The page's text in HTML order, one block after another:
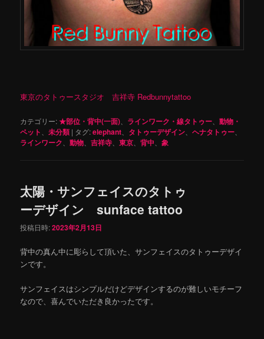
東京のタトゥースタジオ 吉祥寺 Redbunnytattoo
カテゴリー:★部位・背中(一面) ラインワーク・線タトゥー 、動物・
ペット
、未分類 | タグ:elephant タトゥーデザイン 、ヘナタトゥー
ラインワーク 、動物 、吉祥寺 、東京 、背中 、象
太陽・サンフェイスのタトゥ
ーデザイン sunface tattoo
投稿日時:2023年2月13日
背中の真ん中に彫らして頂いた、サンフェイスのタトゥーデザイ
ンです。
サンフェイスはシンプルだけどデザインするのが難しいモチーフ
なので、喜んでいただき良かったです。